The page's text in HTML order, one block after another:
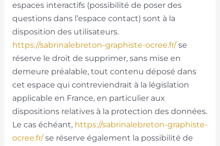
espaces interactifs (possibilité de poser des
questions dans l’espace contact) sont à la
disposition des utilisateurs.
https://sabrinalebreton-graphiste-ocree.fr/se
réserve le droit de supprimer, sans mise en
demeure préalable, tout contenu déposé dans
cet espace qui contreviendrait à la législation
applicable en France, en particulier aux
dispositions relatives à la protection des données.
Le cas échéant, https://sabrinalebreton-graphiste-
ocree.fr/se réserve également la possibilité de